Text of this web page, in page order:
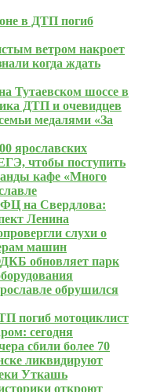
в ДТП погиб
ветром накроет
когда ждать
Тутаевском шоссе в
ДТП и очевидцев
медалями «За
ярославских
чтобы поступить
кафе «Много
на Свердлова:
Ленина
слухи о
машин
обновляет парк
обрушился
погиб мотоциклист
сегодня
сбили более 70
ликвидируют
Уткашь
откроют